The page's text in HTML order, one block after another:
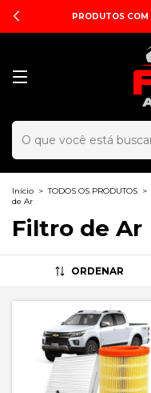
PRODUTOS COM
Início > TODOS OS PRODUTOS >
de Ar
Filtro de Ar
ORDENAR